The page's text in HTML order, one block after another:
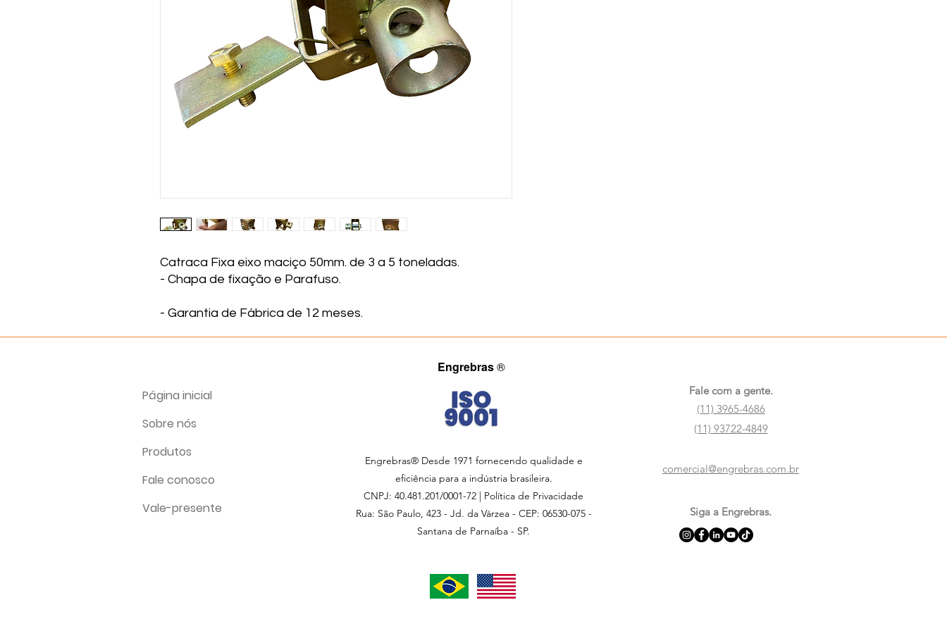
Catraca Fixa eixo maciço 50mm. de 3 a 5 toneladas.
- Chapa de fixação e Parafuso.
- Garantia de Fábrica de 12 meses.
Engrebras®
Página inicial
Sobre nós
Produtos
Fale conosco
Vale-presente
Engrebras® Desde 1971 fornecendo qualidade e
eficiência para a indústria brasileira.
CNPJ: 40.481.201/0001-72 | Política de Privacidade
Rua: São Paulo, 423 - Jd. da Várzea - CEP: 06530-075 -
Santana de Parnaíba - SP.
(11) 3965-4686
Fale com a gente.
(11) 93722-4849
comercial@engrebras.com.br
Siga a Engrebras.